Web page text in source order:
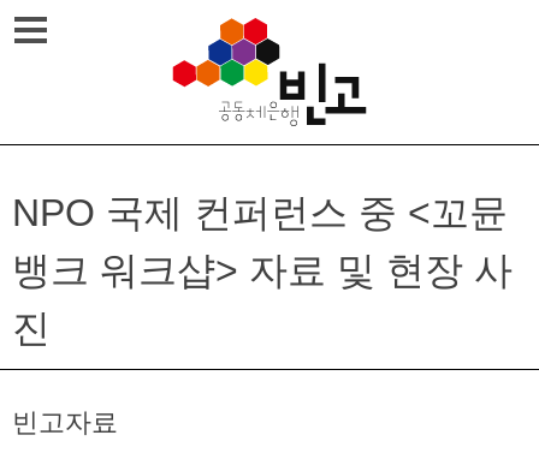
Skip
to
NPO 국제 컨퍼런스 중 <꼬뮨
뱅크 워크샵> 자료 및 현장 사
진
빈고자료